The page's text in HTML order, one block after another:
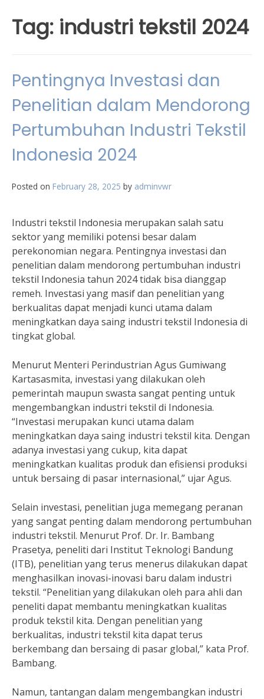
Tag: industri tekstil 2024
Pentingnya Investasi dan
Penelitian dalam Mendorong
Pertumbuhan Industri Tekstil
Indonesia 2024
Posted on February 28, 2025 by adminvwr
Industri tekstil Indonesia merupakan salah satu
sektor yang memiliki potensi besar dalam
perekonomian negara. Pentingnya investasi dan
penelitian dalam mendorong pertumbuhan industri
tekstil Indonesia tahun 2024 tidak bisa dianggap
remeh. Investasi yang masif dan penelitian yang
berkualitas dapat menjadi kunci utama dalam
meningkatkan daya saing industri tekstil Indonesia di
tingkat global.
Menurut Menteri Perindustrian Agus Gumiwang
Kartasasmita, investasi yang dilakukan oleh
pemerintah maupun swasta sangat penting untuk
mengembangkan industri tekstil di Indonesia.
“Investasi merupakan kunci utama dalam
meningkatkan daya saing industri tekstil kita. Dengan
adanya investasi yang cukup, kita dapat
meningkatkan kualitas produk dan efisiensi produksi
untuk bersaing di pasar internasional,” ujar Agus.
Selain investasi, penelitian juga memegang peranan
yang sangat penting dalam mendorong pertumbuhan
industri tekstil. Menurut Prof. Dr. Ir. Bambang
Prasetya, peneliti dari Institut Teknologi Bandung
(ITB), penelitian yang terus menerus dilakukan dapat
menghasilkan inovasi-inovasi baru dalam industri
tekstil. “Penelitian yang dilakukan oleh para ahli dan
peneliti dapat membantu meningkatkan kualitas
produk tekstil kita. Dengan penelitian yang
berkualitas, industri tekstil kita dapat terus
berkembang dan bersaing di pasar global,” kata Prof.
Bambang.
Namun, tantangan dalam mengembangkan industri